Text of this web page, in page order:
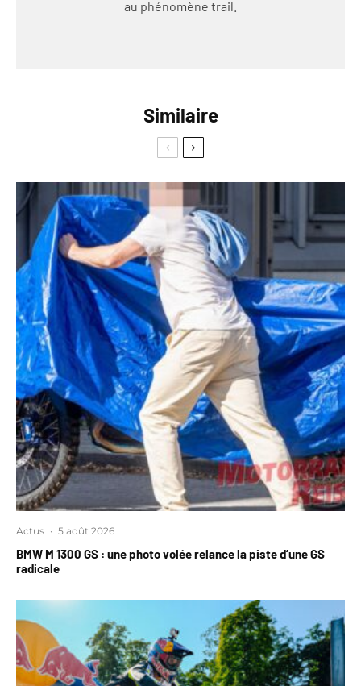
au phénomène trail.
Similaire
Actus · 5 août 2026
BMW M 1300 GS : une photo volée relance la piste d’une GS
radicale